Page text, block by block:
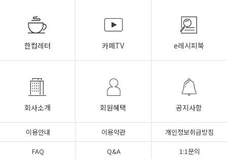
한컵레터 카페TV e레시피북
회사소개 회원혜택 공지사항
이용안내 이용약관
개인정보취급방침
FAQ
Q&A 1:1문의